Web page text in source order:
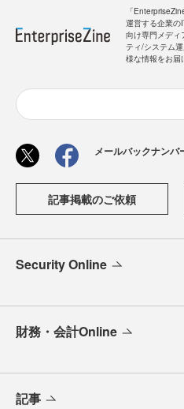
「
運営する企業の
向け専門メディ
ティ/システム
様な情報をお届
メールバックナンバ
記事掲載のご依頼
Security Online
財務・会計Online
記事